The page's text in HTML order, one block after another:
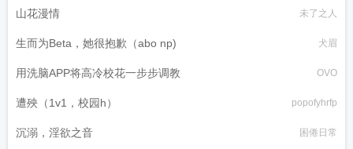
山花漫情 未了之人
生而为Beta，她很抱歉（abo np) 犬眉
用洗脑APP将高冷校花一步步调教 OVO
遭殃（1v1，校园h） popofyhrfp
沉溺，淫欲之音 困倦日常